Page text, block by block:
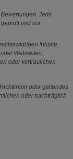
Jede
und nur
Inhalte,
Webseiten,
oder vertraulichen
oder geltendes
oder nachträglich